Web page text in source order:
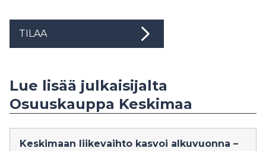
TILAA
Lue lisää julkaisijalta
Osuuskauppa Keskimaa
Keskimaan liikevaihto kasvoi alkuvuonna –